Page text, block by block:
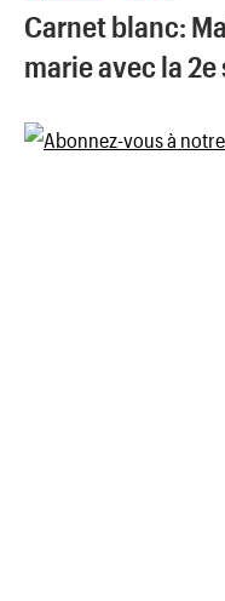
Carnet blanc:
marie avec la